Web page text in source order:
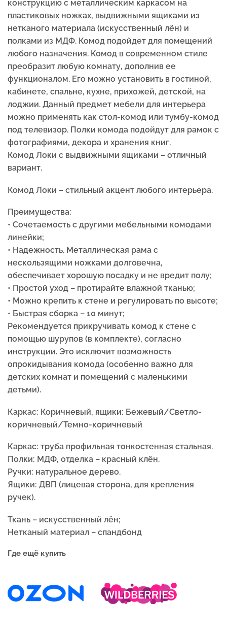
конструкцию с металлическим каркасом на
пластиковых ножках, выдвижными ящиками из
нетканого материала (искусственный лён) и
полками из МДФ. Комод подойдет для помещений
любого назначения. Комод в современном стиле
преобразит любую комнату, дополнив ее
функционалом. Его можно установить в гостиной,
кабинете, спальне, кухне, прихожей, детской, на
лоджии. Данный предмет мебели для интерьера
можно применять как стол-комод или тумбу-комод
под телевизор. Полки комода подойдут для рамок с
фотографиями, декора и хранения книг.
Комод Локи с выдвижными ящиками – отличный
вариант.
Комод Локи – стильный акцент любого интерьера.
Преимущества:
• Сочетаемость с другими мебельными комодами
линейки;
• Надежность. Металлическая рама с
нескользящими ножками долговечна,
обеспечивает хорошую посадку и не вредит полу;
• Простой уход – протирайте влажной тканью;
• Можно крепить к стене и регулировать по высоте;
• Быстрая сборка – 10 минут;
Рекомендуется прикручивать комод к стене с
помощью шурупов (в комплекте), согласно
инструкции. Это исключит возможность
опрокидывания комода (особенно важно для
детских комнат и помещений с маленькими
детьми).
Каркас: Коричневый, ящики: Бежевый/Светло-
коричневый/Темно-коричневый
Каркас: труба профильная тонкостенная стальная.
Полки: МДФ, отделка – красный клён.
Ручки: натуральное дерево.
Ящики: ДВП (лицевая сторона, для крепления
ручек).
Ткань – искусственный лён;
Нетканый материал – спандбонд
Где ещё купить